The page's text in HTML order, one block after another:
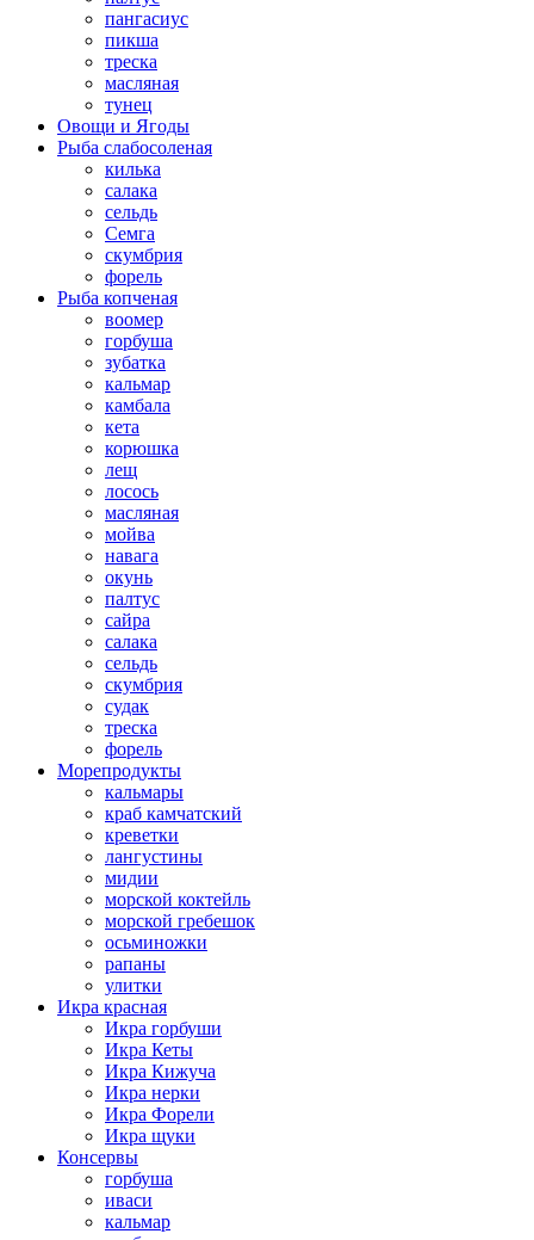
пангасиус
пикша
треска
масляная
тунец
Овощи и Ягоды
Рыба слабосоленая
килька
салака
сельдь
Семга
скумбрия
форель
Рыба копченая
воомер
горбуша
зубатка
кальмар
камбала
кета
корюшка
лещ
лосось
масляная
мойва
навага
окунь
палтус
сайра
салака
сельдь
скумбрия
судак
треска
форель
Морепродукты
кальмары
краб камчатский
креветки
лангустины
мидии
морской коктейль
морской гребешок
осьминожки
рапаны
улитки
Икра красная
Икра горбуши
Икра Кеты
Икра Кижуча
Икра нерки
Икра Форели
Икра щуки
Консервы
горбуша
иваси
кальмар